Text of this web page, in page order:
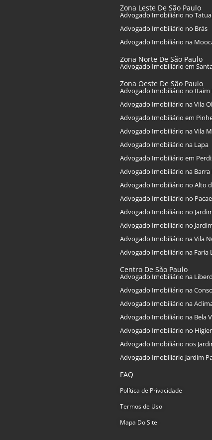
Zona Leste De São Paulo
Advogado Imobiliário no
Advogado Imobiliário no Brás
Advogado Imobiliário na
Zona Norte De São Paulo
Advogado Imobiliário em
Zona Oeste De São Paulo
Advogado Imobiliário no Itaim
Advogado Imobiliário na Vila
Advogado Imobiliário em
Advogado Imobiliário na Vila
Advogado Imobiliário na Lapa
Advogado Imobiliário em
Advogado Imobiliário na Barra
Advogado Imobiliário no Alto
Advogado Imobiliário no
Advogado Imobiliário no
Advogado Imobiliário no
Advogado Imobiliário na Vila
Advogado Imobiliário na Faria
Centro De São Paulo
Advogado Imobiliário na
Advogado Imobiliário na
Advogado Imobiliário na
Advogado Imobiliário na Bela
Advogado Imobiliário no
Advogado Imobiliário nos
Advogado Imobiliário Jardim
FAQ
Política de Privacidade
Termos de Uso
Mapa Do Site